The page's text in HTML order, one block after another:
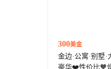
300美金
金边·公寓·别墅
豪华❤️性价比🧡